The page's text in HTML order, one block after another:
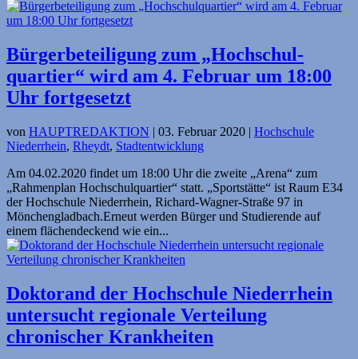
Bürgerbeteiligung zum „Hochschul­
quartier“ wird am 4. Februar um 18:00
Uhr fortgesetzt
von HAUPTREDAKTION | 03. Februar 2020 | Hochschule
Niederrhein, Rheydt, Stadtentwicklung
Am 04.02.2020 findet um 18:00 Uhr die zweite „Arena“ zum
„Rahmenplan Hochschulquartier“ statt. „Sportstätte“ ist Raum E34
der Hochschule Niederrhein, Richard-Wagner-Straße 97 in
Mönchengladbach.Erneut werden Bürger und Studierende auf
einem flächendeckend wie ein...
Doktorand der Hochschule Niederrhein
untersucht regionale Verteilung
chronischer Krankheiten